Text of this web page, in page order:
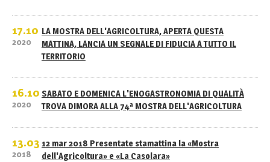
17.10
2020
LA MOSTRA DELL'AGRICOLTURA, APERTA QUESTA
MATTINA, LANCIA UN SEGNALE DI FIDUCIA A TUTTO IL
TERRITORIO
16.10
2020
SABATO E DOMENICA L'ENOGASTRONOMIA DI QUALITÀ
TROVA DIMORA ALLA 74ª MOSTRA DELL'AGRICOLTURA
13.03
2018
12 mar 2018 Presentate stamattina la «Mostra
dell'Agricoltura» e «La Casolara»